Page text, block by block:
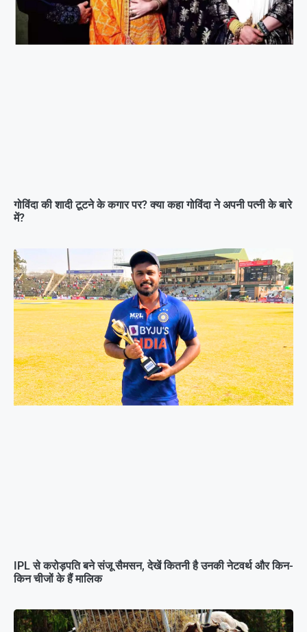
गोविंदा की शादी टूटने के कगार पर? क्या कहा गोविंदा ने अपनी पत्नी के बारे
में?
IPL से करोड़पति बने संजू सैमसन, देखें कितनी है उनकी नेटवर्थ और किन-
किन चीजों के हैं मालिक